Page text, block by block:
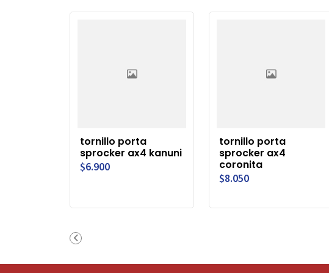
tornillo porta
sprocker ax4 kanuni
$6.900
tornillo porta
sprocker ax4
coronita
$8.050